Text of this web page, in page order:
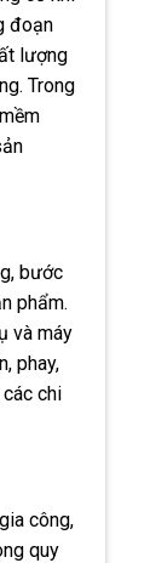
đoạn
lượng
Trong
bước
phẩm.
và máy
phay,
chi
công,
quy